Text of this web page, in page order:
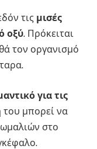
τις μισές
οξύ. Πρόκειται
τον οργανισμό
για τις
μπορεί να
στο